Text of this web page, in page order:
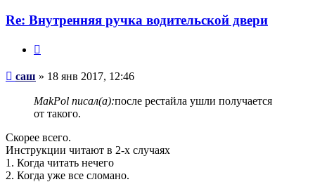
Re: Внутренняя ручка водительской двери
Сообщение
саш » 18 янв 2017, 12:46
MakPol писал(а):после рестайла ушли получается
от такого.
Скорее всего.
Инструкции читают в 2-х случаях
1. Когда читать нечего
2. Когда уже все сломано.